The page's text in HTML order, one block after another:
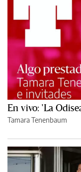
En vivo: 'La
Tamara Tenenbaum